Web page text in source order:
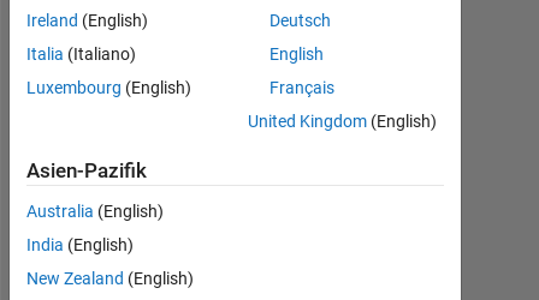
Statistik
MATLAB Answers
BEITRÄGE
1
3
Ireland (English)
Italia (Italiano)
Luxembourg (English)
Deutsch
English
Français
United Kingdom (English)
Asien-Pazifik
Australia (English)
India (English)
New Zealand (English)